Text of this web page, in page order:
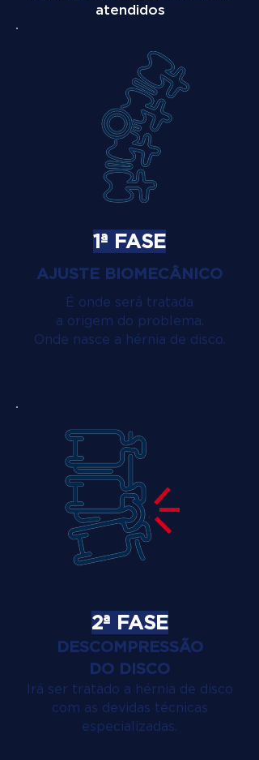
atendidos
1ª FASE
AJUSTE BIOMECÂNICO
É onde será tratada
a origem do problema.
Onde nasce a hérnia de disco.
2ª FASE
DESCOMPRESSÃO
DO DISCO
Irá ser tratado a hérnia de disco
com as devidas técnicas
especializadas.